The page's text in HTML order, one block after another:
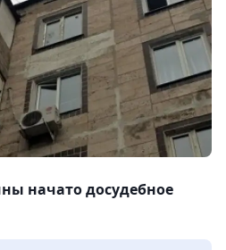
начато досудебное